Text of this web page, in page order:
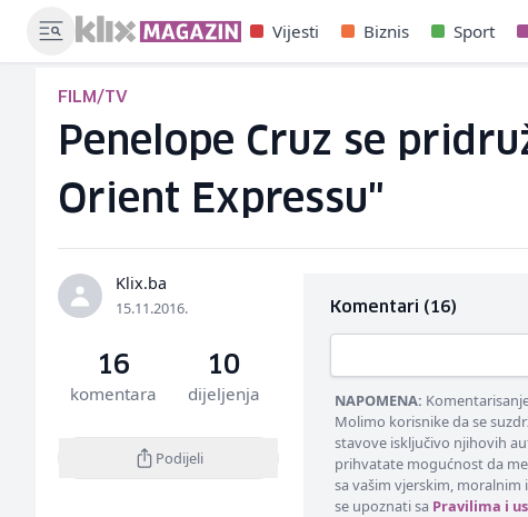
Vijesti Biznis Sport
FILM/TV
Penelope Cruz se
Orient Expressu"
Klix.ba
15.11.2016.
16
komentara
10
dijeljenja
Podijeli
Komentari (16)
NAPOMENA:
Molimo korisnike da se
stavove isključivo njihovih
prihvatate mogućnost da
sa vašim vjerskim,
se upoznati sa Pravilima i